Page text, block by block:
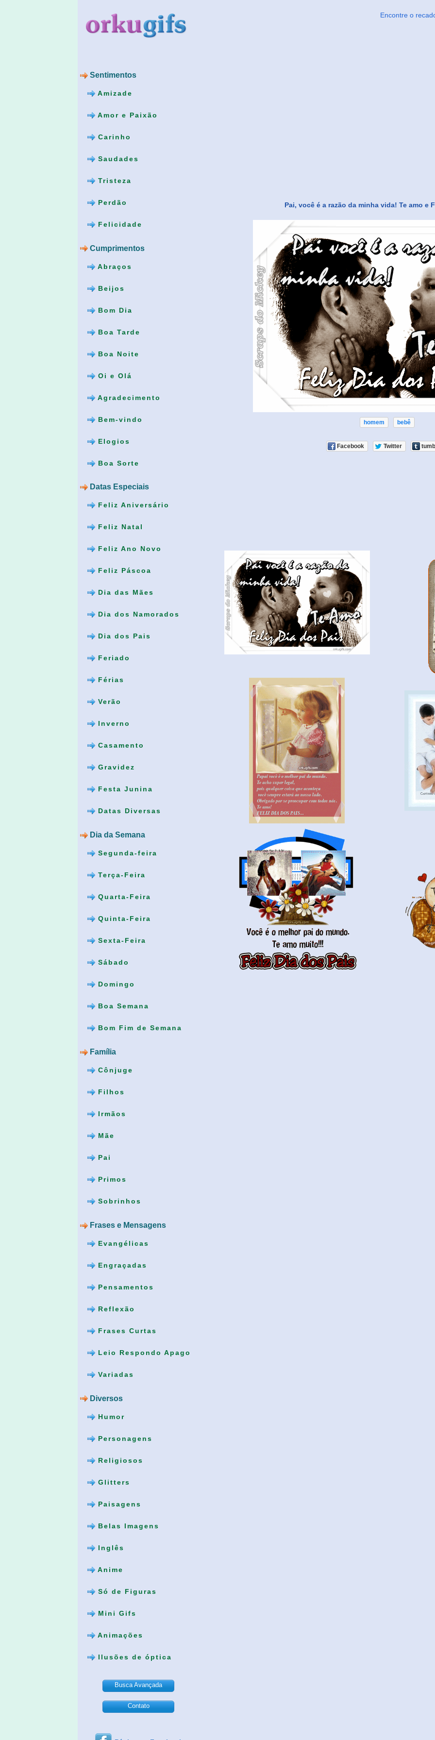
Sentimentos
Amizade
Amor e Paixão
Carinho
Saudades
Tristeza
Perdão
Felicidade
Cumprimentos
Abraços
Beijos
Bom Dia
Boa Tarde
Boa Noite
Oi e Olá
Agradecimento
Bem-vindo
Elogios
Boa Sorte
Datas Especiais
Feliz Aniversário
Feliz Natal
Feliz Ano Novo
Feliz Páscoa
Dia das Mães
Dia dos Namorados
Dia dos Pais
Feriado
Férias
Verão
Inverno
Casamento
Gravidez
Festa Junina
Datas Diversas
Dia da Semana
Segunda-feira
Terça-Feira
Quarta-Feira
Quinta-Feira
Sexta-Feira
Sábado
Domingo
Boa Semana
Bom Fim de Semana
Família
Cônjuge
Filhos
Irmãos
Mãe
Pai
Primos
Sobrinhos
Frases e Mensagens
Evangélicas
Engraçadas
Pensamentos
Reflexão
Frases Curtas
Leio Respondo Apago
Variadas
Diversos
Humor
Personagens
Religiosos
Glitters
Paisagens
Belas Imagens
Inglês
Anime
Só de Figuras
Mini Gifs
Animações
Ilusões de óptica
Busca Avançada
Contato
Encontre o
Pai, você é a razão da minha vida! Te amo e
homem bebê
Facebook Twitter